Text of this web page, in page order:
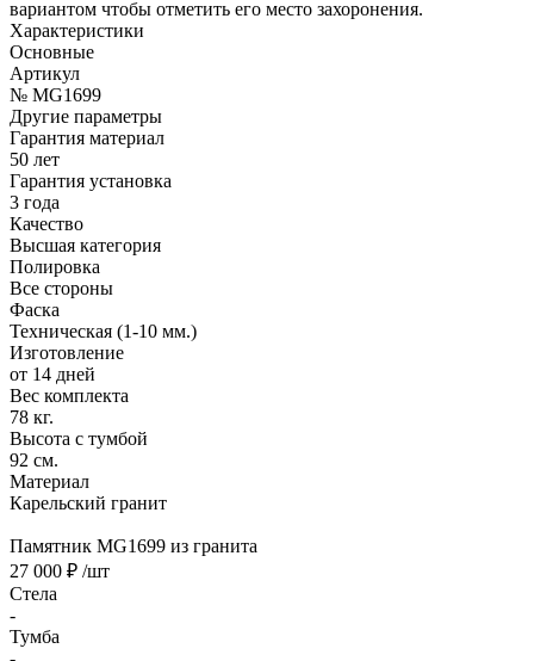
вариантом чтобы отметить его место захоронения.
Характеристики
Основные
Артикул
№ MG1699
Другие параметры
Гарантия материал
50 лет
Гарантия установка
3 года
Качество
Высшая категория
Полировка
Все стороны
Фаска
Техническая (1-10 мм.)
Изготовление
от 14 дней
Вес комплекта
78 кг.
Высота с тумбой
92 см.
Материал
Карельский гранит
Памятник MG1699 из гранита
27 000 ₽ /шт
Стела
-
Тумба